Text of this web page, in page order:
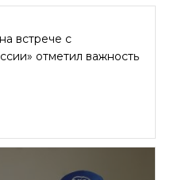
встрече с
отметил важность